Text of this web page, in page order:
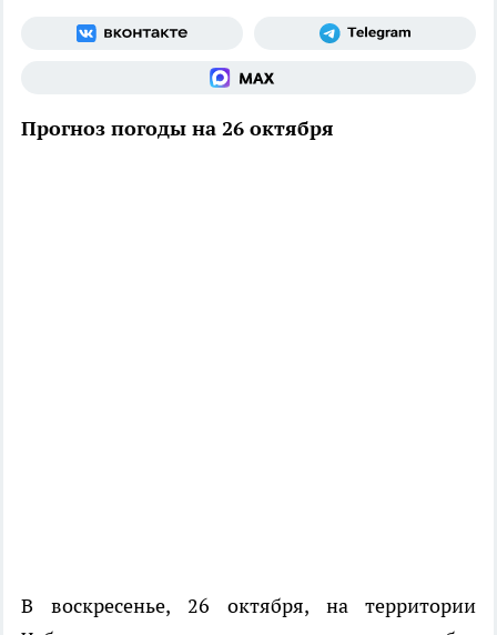
Прогноз погоды на 26 октября
В воскресенье, 26 октября, на территории